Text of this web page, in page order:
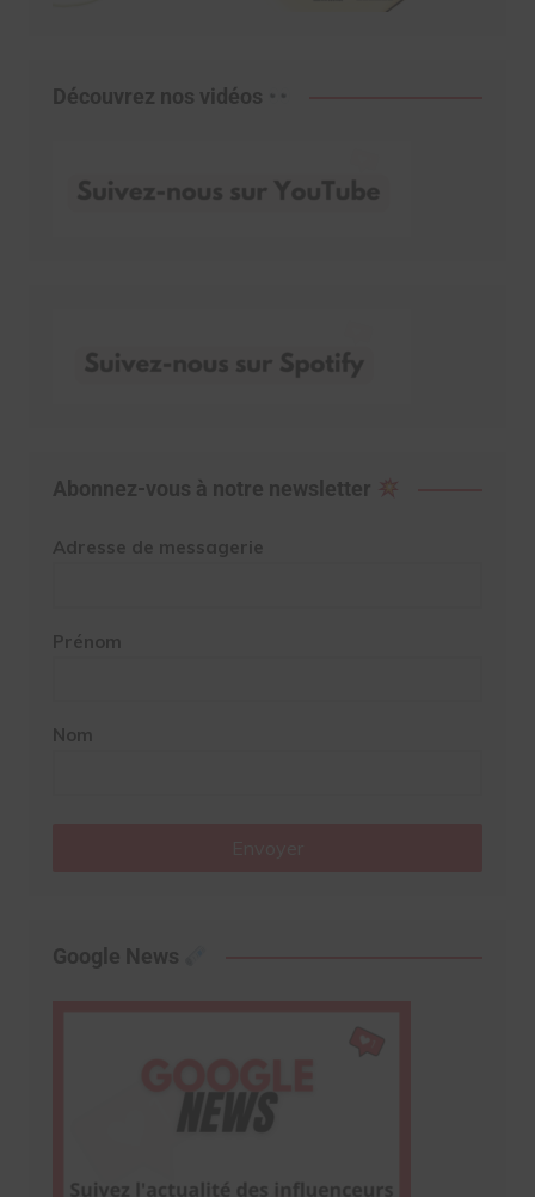
Découvrez nos vidéos
Abonnez-vous à notre newsletter
Adresse de messagerie
Prénom
Nom
Google News